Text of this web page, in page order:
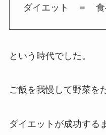
ダイエット ＝ 食
という時代でした。
ご飯を我慢して野菜を
ダイエットが成功する